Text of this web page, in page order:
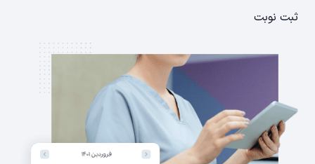
ثبت نوبت